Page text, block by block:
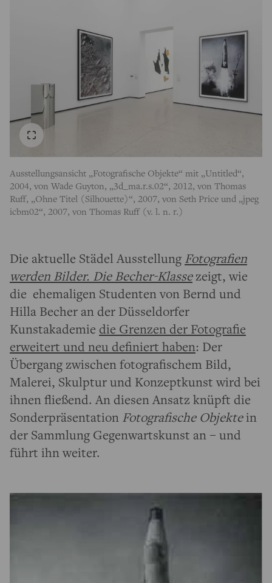
Ausstellungsansicht „Fotografische Objekte“ mit „Untitled“,
2004, von Wade Guyton, „3d_ma.r.s.02“, 2012, von Thomas
Ruff, „Ohne Titel (Silhouette)“, 2007, von Seth Price und „jpeg
icbm02“, 2007, von Thomas Ruff (v. l. n. r.)
Die aktuelle Städel Ausstellung Fotografien
werden Bilder. Die Becher-Klassezeigt, wie
die ehemaligen Studenten von Bernd und
Hilla Becher an der Düsseldorfer
Kunstakademie die Grenzen der Fotografie
erweitert und neu definiert haben: Der
Übergang zwischen fotografischem Bild,
Malerei, Skulptur und Konzeptkunst wird bei
ihnen fließend. An diesen Ansatz knüpft die
Sonderpräsentation Fotografische Objektein
der Sammlung Gegenwartskunst an – und
führt ihn weiter.